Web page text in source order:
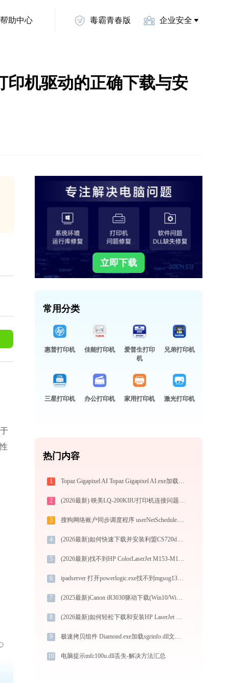
帮助中心 毒霸青春版 企业安全
印机驱动的正确下载与安
立即下载
常用分类
惠普打印机 佳能打印机
爱普生打印
机
兄弟打印机
三星打印机 办公打印机 家用打印机 激光打印机
热门内容
1 Topaz Gigapixel AI Topaz Gigapixel AI.exe加载qt5gui.dll文件丢失处理办法
2 (2026最新) 映美LQ-200KIIU打印机连接问题解决方法 -金山毒霸
3 搜狗网络账户同步调度程序 userNetSchedule.exe加载mfc140u.dll文件丢失处理办法
4 (2026最新)如何快速下载并安装利盟CS720de打印机驱动：详细步骤解析
5 (2026最新)找不到HP ColorLaserJet M153-M154 PCL.6打印机驱动？这篇全面下载安装指南帮到你
6 ipadserver 打开powerlogic.exe找不到mgsog1300as.dll怎么办
7 (2025最新)Canon iR3030驱动下载(Win10/Win11)及图文安装教程
8 (2026最新)如何轻松下载和安装HP LaserJet Professional M1132 MFP打印机驱动？跟着这篇指南走
9 极速拷贝组件 Diamond.exe加载sgrinfo.dll文件丢失处理办法
10 电脑提示mfc100u.dll丢失-解决方法汇总